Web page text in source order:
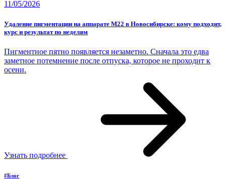
11/05/2026
Удаление пигментации на аппарате M22 в Новосибирске: кому подходит,
курс и результат по неделям
Пигментное пятно появляется незаметно. Сначала это едва
заметное потемнение после отпуска, которое не проходит к
осени.
Узнать подробнее
#Блог